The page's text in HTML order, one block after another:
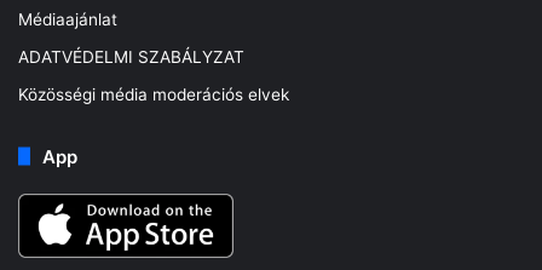
Médiaajánlat
ADATVÉDELMI SZABÁLYZAT
Közösségi média moderációs elvek
App